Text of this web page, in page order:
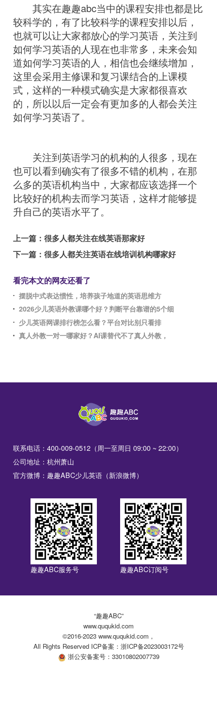
其实在趣趣abc当中的课程安排也都是比
较科学的，有了比较科学的课程安排以后，
也就可以让大家都放心的学习英语，关注到
如何学习英语的人现在也非常多，未来会知
道如何学习英语的人，相信也会继续增加，
这里会采用主修课和复习课结合的上课模
式，这样的一种模式确实是大家都很喜欢
的，所以以后一定会有更加多的人都会关注
如何学习英语了。
关注到英语学习的机构的人很多，现在
也可以看到确实有了很多不错的机构，在那
么多的英语机构当中，大家都应该选择一个
比较好的机构去而学习英语，这样才能够提
升自己的英语水平了。
上一篇：很多人都关注在线英语那家好
下一篇：很多人都关注英语在线培训机构哪家好
看完本文的网友还看了
摆脱中式表达惯性，培养孩子地道的英语思维方
2026少儿英语外教课哪个好？判断平台靠谱的5个细
少儿英语网课排行榜怎么看？平台对比别只看排
真人外教一对一哪家好？AI课替代不了真人外教，
联系电话：400-009-0512（周一至周日 09:00 ~ 22:00）
公司地址：杭州萧山
官方微博：趣趣ABC少儿英语（新浪微博）
趣趣ABC服务号 趣趣ABC订阅号
“趣趣ABC”
www.ququkid.com
©2016-2023 www.ququkid.com，
All Rights Reserved ICP备案：浙ICP备2023003172号
浙公安备案号：33010802007739